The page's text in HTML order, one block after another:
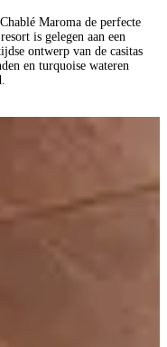
Maroma de perfecte
is gelegen aan een
ontwerp van de casitas
en turquoise wateren